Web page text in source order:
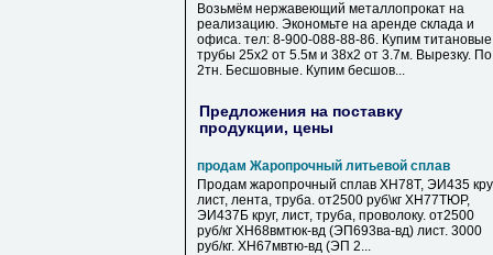
Возьмём нержавеющий металлопрокат на
реализацию. Экономьте на аренде склада и
офиса. тел: 8-900-088-88-86. Купим титановые
трубы 25х2 от 5.5м и 38х2 от 3.7м. Вырезку. По
2тн. Бесшовные. Купим бесшов...
Предложения на поставку
продукции, цены
продам Жаропрочный литьевой сплав
Продам жаропрочный сплав ХН78Т, ЭИ435
лист, лента, труба. от2500 руб\кг ХН77ТЮР,
ЭИ437Б круг, лист, труба, проволоку. от2500
руб/кг ХН68вмтюк-вд (ЭП693ва-вд) лист. 3000
руб/кг. ХН67мвтю-вд (ЭП 2...